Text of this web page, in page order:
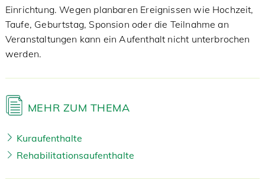
Einrichtung. Wegen planbaren Ereignissen wie Hochzeit,
Taufe, Geburtstag, Sponsion oder die Teilnahme an
Veranstaltungen kann ein Aufenthalt nicht unterbrochen
werden.
MEHR ZUM THEMA
Kuraufenthalte
Rehabilitationsaufenthalte